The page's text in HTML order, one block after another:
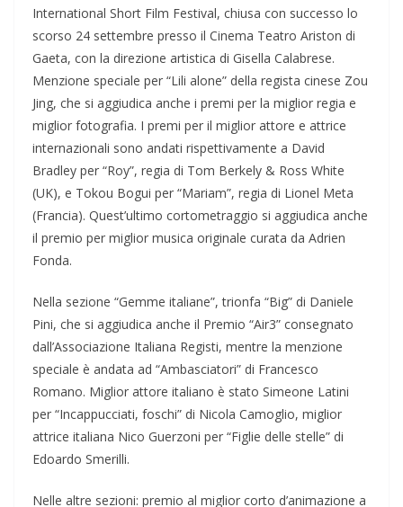
International Short Film Festival, chiusa con successo lo
scorso 24 settembre presso il Cinema Teatro Ariston di
Gaeta, con la direzione artistica di Gisella Calabrese.
Menzione speciale per “Lili alone” della regista cinese Zou
Jing, che si aggiudica anche i premi per la miglior regia e
miglior fotografia. I premi per il miglior attore e attrice
internazionali sono andati rispettivamente a David
Bradley per “Roy”, regia di Tom Berkely & Ross White
(UK), e Tokou Bogui per “Mariam”, regia di Lionel Meta
(Francia). Quest’ultimo cortometraggio si aggiudica anche
il premio per miglior musica originale curata da Adrien
Fonda.
Nella sezione “Gemme italiane”, trionfa “Big” di Daniele
Pini, che si aggiudica anche il Premio “Air3” consegnato
dall’Associazione Italiana Registi, mentre la menzione
speciale è andata ad “Ambasciatori” di Francesco
Romano. Miglior attore italiano è stato Simeone Latini
per “Incappucciati, foschi” di Nicola Camoglio, miglior
attrice italiana Nico Guerzoni per “Figlie delle stelle” di
Edoardo Smerilli.
Nelle altre sezioni: premio al miglior corto d’animazione a